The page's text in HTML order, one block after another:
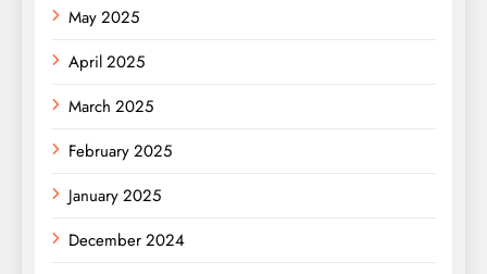
May 2025
April 2025
March 2025
February 2025
January 2025
December 2024